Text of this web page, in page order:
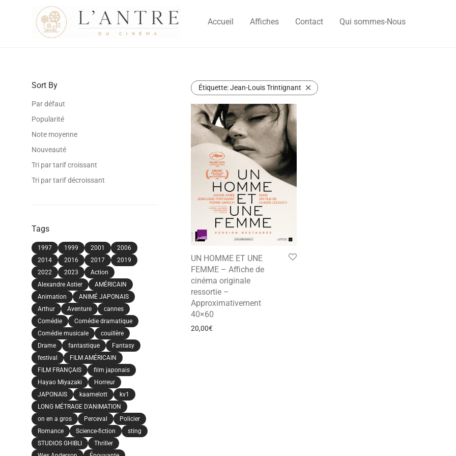
Accueil Affiches Contact Qui sommes-Nous
Sort By
Par défaut
Popularité
Note moyenne
Nouveauté
Tri par tarif croissant
Tri par tarif décroissant
Tags
1997 1999 2001
2006
2014
2016 2017
2019
2022
2023
Action
Alexandre Astier
AMÉRICAIN
Animation
ANIMÉ JAPONAIS
Arthur
Aventure
cannes
Comédie
Comédie dramatique
Comédie musicale
couillère
Drame
fantastique
Fantasy
festival
FILM AMÉRICAIN
FILM FRANÇAIS
film japonais
Hayao Miyazaki
Horreur
JAPONAIS
kaamelott
kv1
LONG MÉTRAGE D'ANIMATION
on en a gros
Perceval
Policier
Romance
Science-fiction
sting
STUDIOS GHIBLI
Thriller
Étiquette:Jean-Louis Trintignant
UN HOMME ET UNE
FEMME – Affiche de
cinéma originale
ressortie –
Approximativement
40×60
20,00€